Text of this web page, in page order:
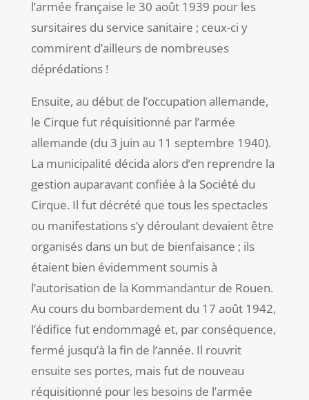
l’armée française le 30 août 1939 pour les
sursitaires du service sanitaire ; ceux-ci y
commirent d’ailleurs de nombreuses
déprédations !
Ensuite, au début de l’occupation allemande,
le Cirque fut réquisitionné par l’armée
allemande (du 3 juin au 11 septembre 1940).
La municipalité décida alors d’en reprendre la
gestion auparavant confiée à la Société du
Cirque. Il fut décrété que tous les spectacles
ou manifestations s’y déroulant devaient être
organisés dans un but de bienfaisance ; ils
étaient bien évidemment soumis à
l’autorisation de la Kommandantur de Rouen.
Au cours du bombardement du 17 août 1942,
l’édifice fut endommagé et, par conséquence,
fermé jusqu’à la fin de l’année. Il rouvrit
ensuite ses portes, mais fut de nouveau
réquisitionné pour les besoins de l’armée